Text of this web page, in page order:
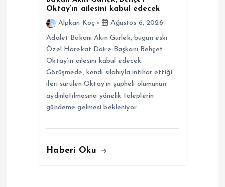
Oktay’ın ailesini kabul edecek
Alpkan Koç
Ağustos 6, 2026
Adalet Bakanı Akın Gürlek, bugün eski
Özel Harekat Daire Başkanı Behçet
Oktay’ın ailesini kabul edecek.
Görüşmede, kendi silahıyla intihar ettiği
ileri sürülen Oktay’ın şüpheli ölümünün
aydınlatılmasına yönelik taleplerin
gündeme gelmesi bekleniyor.
Haberi Oku